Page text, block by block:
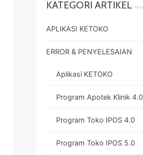
KATEGORI ARTIKEL
APLIKASI KETOKO
ERROR & PENYELESAIAN
Aplikasi KETOKO
Program Apotek Klinik 4.0
Program Toko IPOS 4.0
Program Toko IPOS 5.0